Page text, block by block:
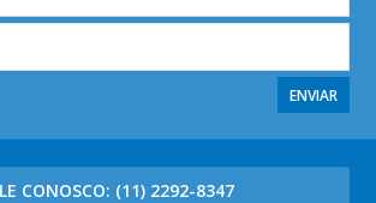
ENVIAR
CONOSCO: (11) 2292-8347